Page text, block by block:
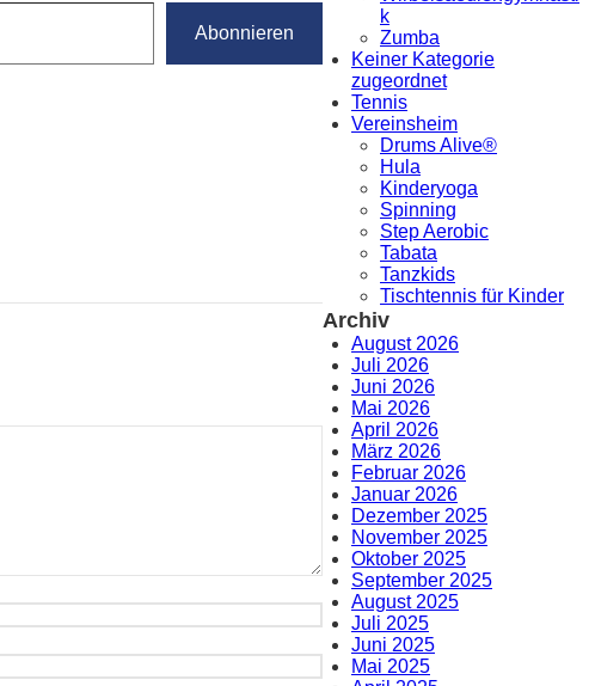
Abonnieren
k
Zumba
Keiner Kategorie
zugeordnet
Tennis
Vereinsheim
Drums Alive®
Hula
Kinderyoga
Spinning
Step Aerobic
Tabata
Tanzkids
Tischtennis für Kinder
Archiv
August 2026
Juli 2026
Juni 2026
Mai 2026
April 2026
März 2026
Februar 2026
Januar 2026
Dezember 2025
November 2025
Oktober 2025
September 2025
August 2025
Juli 2025
Juni 2025
Mai 2025